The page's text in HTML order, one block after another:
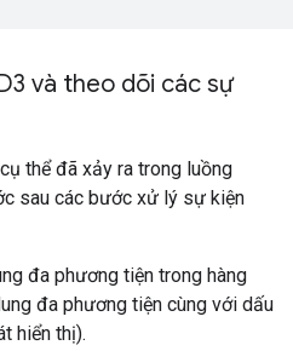
và theo dõi các sự
thể đã xảy ra trong luồng
sau các bước xử lý sự kiện
đa phương tiện trong hàng
đa phương tiện cùng với dấu
hiển thị).